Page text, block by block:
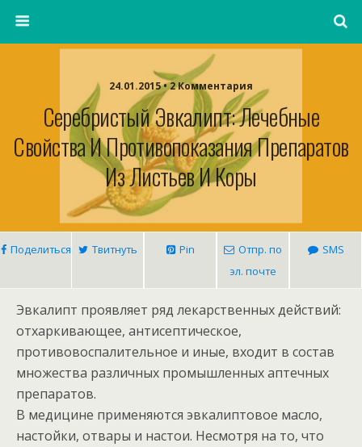
24.01.2015 • 2 Комментария
Серебристый Эвкалипт: Лечебные
Свойства И Противопоказания Препаратов
Из Листьев И Коры
Поделиться Твитнуть Pin
Отпр. по
эл. почте
SMS
Эвкалипт проявляет ряд лекарственных действий:
отхаркивающее, антисептическое,
противовоспалительное и иные, входит в состав
множества различных промышленных аптечных
препаратов.
В медицине применяются эвкалиптовое масло,
настойки, отвары и настои. Несмотря на то, что